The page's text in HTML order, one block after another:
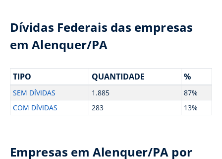
Dívidas Federais das empresas
em Alenquer/PA
TIPO QUANTIDADE %
SEM DÍVIDAS 1.885
87%
COM DÍVIDAS
283 13%
Empresas em Alenquer/PA por